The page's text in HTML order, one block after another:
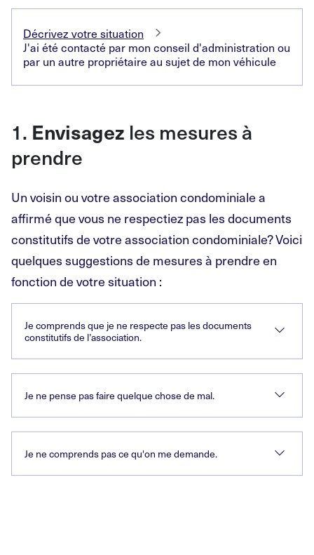
Décrivez votre situation
J'ai été contacté par mon conseil d'administration ou
par un autre propriétaire au sujet de mon véhicule
1. Envisagez les mesures à
prendre
Un voisin ou votre association condominiale a
affirmé que vous ne respectiez pas les documents
constitutifs de votre association condominiale? Voici
quelques suggestions de mesures à prendre en
fonction de votre situation :
Je comprends que je ne respecte pas les documents
constitutifs de l’association.
Je ne pense pas faire quelque chose de mal.
Je ne comprends pas ce qu'on me demande.